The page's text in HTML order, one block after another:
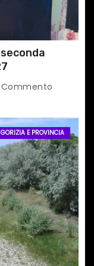
Commento
GORIZIA E PROVINCIA